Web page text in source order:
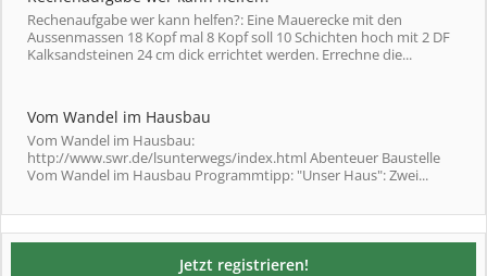
Rechenaufgabe wer kann helfen?: Eine Mauerecke mit den
Aussenmassen 18 Kopf mal 8 Kopf soll 10 Schichten hoch mit 2 DF
Kalksandsteinen 24 cm dick errichtet werden. Errechne die...
Vom Wandel im Hausbau
Vom Wandel im Hausbau:
http://www.swr.de/lsunterwegs/index.html Abenteuer Baustelle
Vom Wandel im Hausbau Programmtipp: "Unser Haus": Zwei...
Jetzt registrieren!